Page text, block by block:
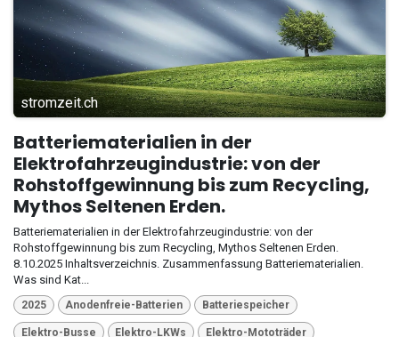
stromzeit.ch
Batteriematerialien in der
Elektrofahrzeugindustrie: von der
Rohstoffgewinnung bis zum Recycling,
Mythos Seltenen Erden.
Batteriematerialien in der Elektrofahrzeugindustrie: von der
Rohstoffgewinnung bis zum Recycling, Mythos Seltenen Erden.
8.10.2025 Inhaltsverzeichnis. Zusammenfassung Batteriematerialien.
Was sind Kat...
2025 Anodenfreie-Batterien Batteriespeicher
Elektro-Busse Elektro-LKWs Elektro-Mototräder